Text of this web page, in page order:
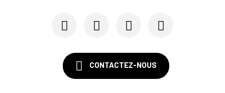
Après Marseille, les trois scénarios qui mainti...
CONTACTEZ-NOUS